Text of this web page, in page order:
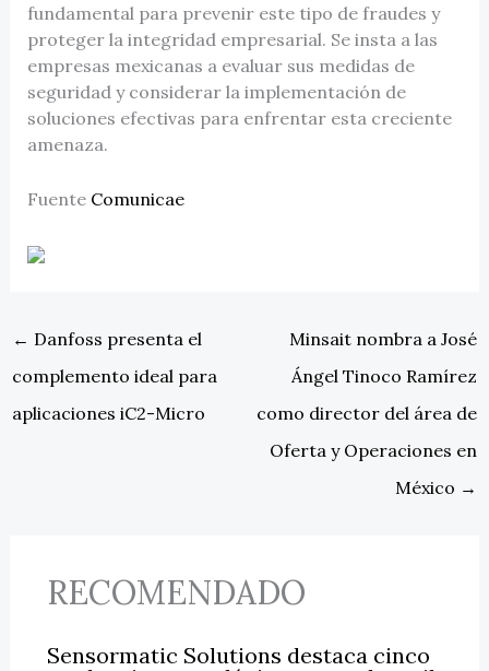
fundamental para prevenir este tipo de fraudes y
proteger la integridad empresarial. Se insta a las
empresas mexicanas a evaluar sus medidas de
seguridad y considerar la implementación de
soluciones efectivas para enfrentar esta creciente
amenaza.
Fuente Comunicae
← Danfoss presenta el
complemento ideal para
aplicaciones iC2-Micro
Minsait nombra a José
Ángel Tinoco Ramírez
como director del área de
Oferta y Operaciones en
México →
RECOMENDADO
Sensormatic Solutions destaca cinco